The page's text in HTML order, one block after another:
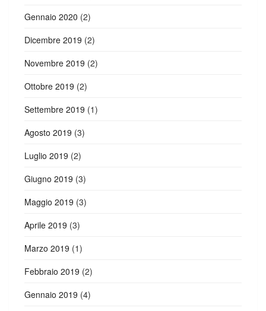
Gennaio 2020 (2)
Dicembre 2019 (2)
Novembre 2019 (2)
Ottobre 2019 (2)
Settembre 2019 (1)
Agosto 2019 (3)
Luglio 2019 (2)
Giugno 2019 (3)
Maggio 2019 (3)
Aprile 2019 (3)
Marzo 2019 (1)
Febbraio 2019 (2)
Gennaio 2019 (4)